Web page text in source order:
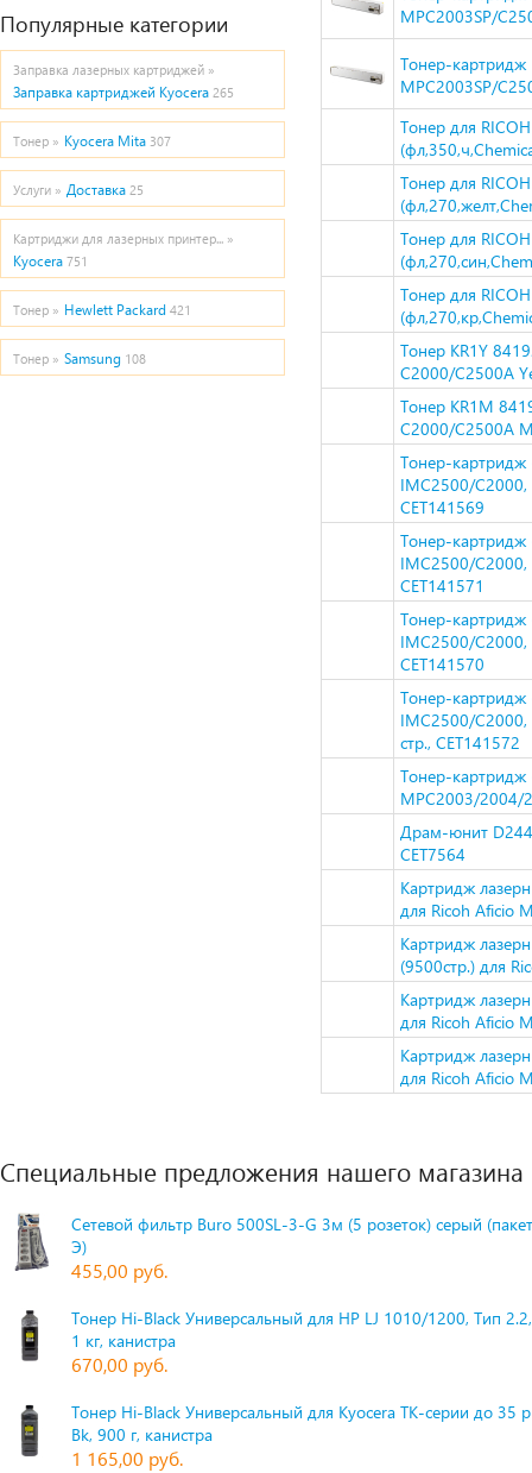
Популярные категории
Заправка лазерных картриджей »
Заправка картриджей Kyocera 265
Тонер » Kyocera Mita 307
Услуги » Доставка 25
Картриджи для лазерных принтер... »
Kyocera 751
Тонер » Hewlett Packard 421
Тонер » Samsung 108
MPC2003SP/
Тонер-картридж
MPC2003SP/
Тонер для
Тонер для
Тонер для
Тонер для
Тонер KR1Y
C2000/C2500A
Тонер KR1M
C2000/C2500A
Тонер-картридж
IMC2500/C2000,
CET141569
Тонер-картридж
IMC2500/C2000,
CET141571
Тонер-картридж
IMC2500/C2000,
CET141570
Тонер-картридж
IMC2500/C2000,
стр., CET141572
Тонер-картридж
MPC2003/2004/
Драм-юнит
CET7564
Картридж
для Ricoh Aficio
Картридж
(9500стр.) для
Картридж
для Ricoh Aficio
Картридж
для Ricoh Aficio
Специальные предложения нашего магазина
Сетевой фильтр Buro 500SL-3-G 3м (5 розеток) серый
Э)
455,00 руб.
Тонер Hi-Black Универсальный для HP LJ 1010/1200, Тип
1 кг, канистра
670,00 руб.
Тонер Hi-Black Универсальный для Kyocera TK-серии до 35
Bk, 900 г, канистра
1 165,00 руб.